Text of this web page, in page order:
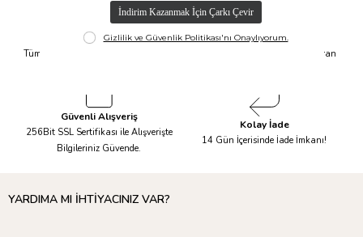
Hızlı Kargo
Tüm Siparişleriniz Aynı Gün 14.00'a
Taksit İmkanı
Tüm Ürünlerde 6 Aya Kadar Varan
Güvenli Alışveriş
256Bit SSL Sertifikası ile Alışverişte
Bilgileriniz Güvende.
Kolay İade
14 Gün İçerisinde İade İmkanı!
YARDIMA MI İHTİYACINIZ VAR?